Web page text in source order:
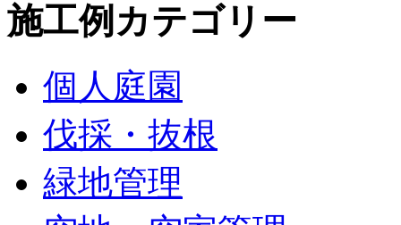
施工例カテゴリー
個人庭園
伐採・抜根
緑地管理